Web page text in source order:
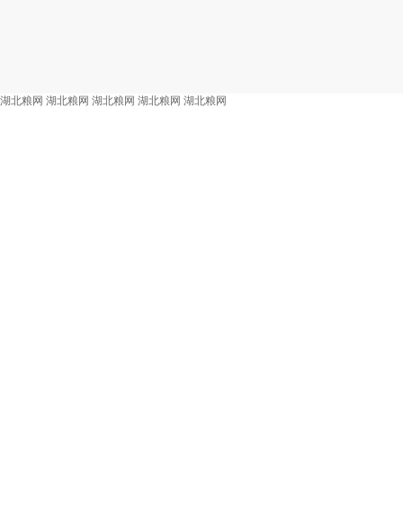
湖北粮网 湖北粮网 湖北粮网 湖北粮网 湖北粮网